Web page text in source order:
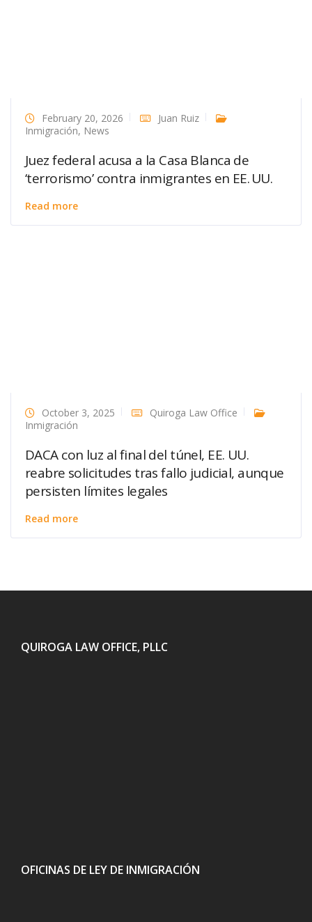
February 20, 2026
Juan Ruiz
Inmigración, News
Juez federal acusa a la Casa Blanca de
‘terrorismo’ contra inmigrantes en EE. UU.
Read more
October 3, 2025
Quiroga Law Office
Inmigración
DACA con luz al final del túnel, EE. UU.
reabre solicitudes tras fallo judicial, aunque
persisten límites legales
Read more
QUIROGA LAW OFFICE, PLLC
OFICINAS DE LEY DE INMIGRACIÓN